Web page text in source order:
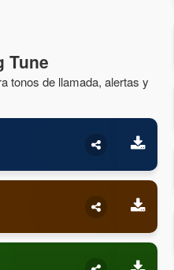
Tune
tonos de llamada, alertas y